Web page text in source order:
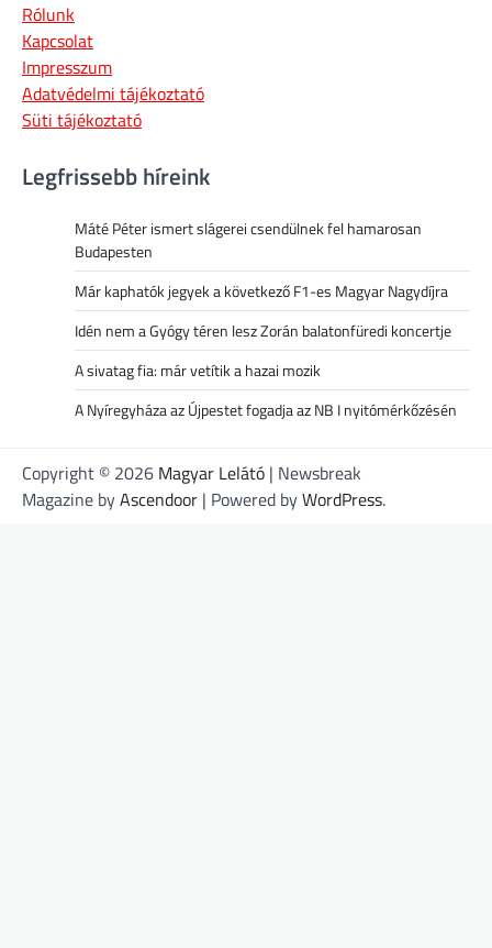
Rólunk
Kapcsolat
Impresszum
Adatvédelmi tájékoztató
Süti tájékoztató
Legfrissebb híreink
Máté Péter ismert slágerei csendülnek fel hamarosan
Budapesten
Már kaphatók jegyek a következő F1-es Magyar Nagydíjra
Idén nem a Gyógy téren lesz Zorán balatonfüredi koncertje
A sivatag fia: már vetítik a hazai mozik
A Nyíregyháza az Újpestet fogadja az NB I nyitómérkőzésén
Copyright © 2026 Magyar Lelátó | Newsbreak
Magazine byAscendoor | Powered byWordPress.